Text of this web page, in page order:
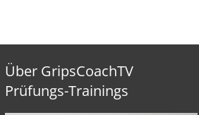
Über GripsCoachTV
Prüfungs-Trainings